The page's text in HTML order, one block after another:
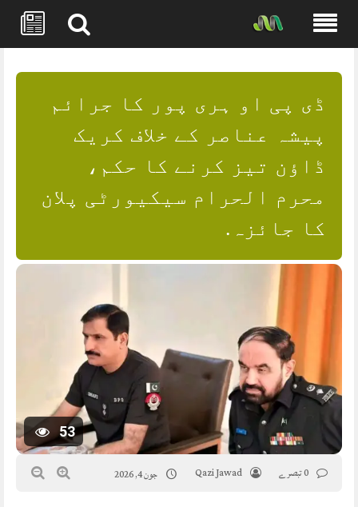
content
ڈی پی او ہری پور کا جرائم
پیشہ عناصر کے خلاف کریک
ڈاؤن تیز کرنے کا حکم،
محرم الحرام سیکیورٹی پلان
کا جائزہ.
53
Qazi Jawad جون 4, 2026